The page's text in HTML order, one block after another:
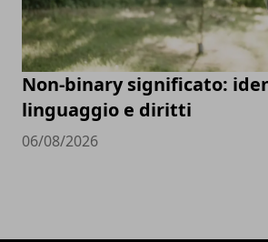
Non-binary significato:
linguaggio e diritti
06/08/2026